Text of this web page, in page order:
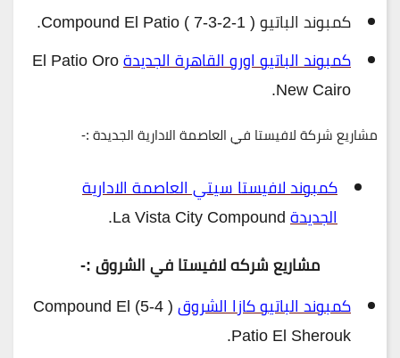
كمبوند الباتيو ( 1-2-3-7 ) Compound El Patio.
كمبوند الباتيو اورو القاهرة الجديدةEl Patio Oro
New Cairo.
مشاريع شركة لافيستا في العاصمة الادارية الجديدة :-
كمبوند لافيستا سيتي العاصمة الادارية
الجديدة
مشاريع شركه لافيستا في الشروق :-
كمبوند الباتيو كازا الشروق
( 4-5) Compound El
Patio El Sherouk.